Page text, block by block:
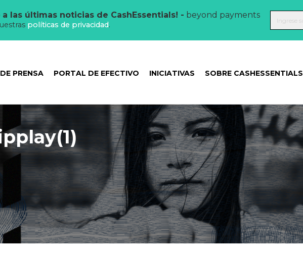
las últimas noticias de CashEssentials! - beyond payments
políticas de privacidad.
PRENSA PORTAL DE EFECTIVO INICIATIVAS SOBRE CASHESSENTIALS